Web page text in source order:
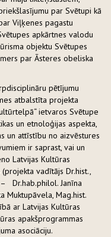
par Svētupi kā
Viļķenes pagastu
apkārtnes valodu
objektu Svētupes
par Āsteres obeliska
pētījumu
atbalstīta projekta
ietvaros Svētupe
un etnoloģijas aspekta,
un attīstību no aizvēstures
ir saprast, vai un
Latvijas Kultūras
vadītājs Dr.hist.,
Dr.hab.philol. Janīna
Muktupāvela, Mag.hist.
ar Latvijas Kultūras
apakšprogrammas
asociāciju.